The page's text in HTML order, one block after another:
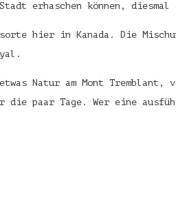
erhaschen können, diesmal
hier in Kanada. Die
Natur am Mont
die paar Tage. Wer eine